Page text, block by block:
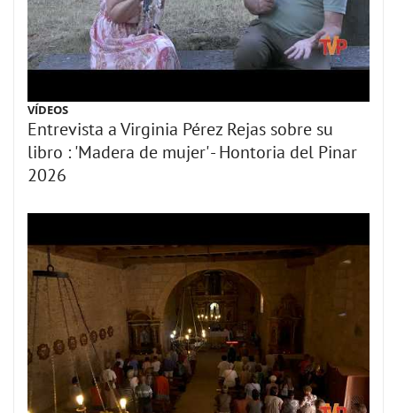
VÍDEOS
Entrevista a Virginia Pérez Rejas sobre su
libro : 'Madera de mujer' - Hontoria del Pinar
2026